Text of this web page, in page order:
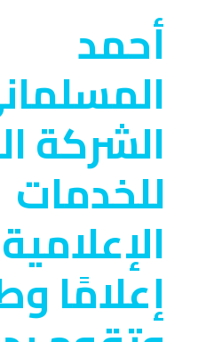
أحمد
الشركة
للخدمات
إعلامًا